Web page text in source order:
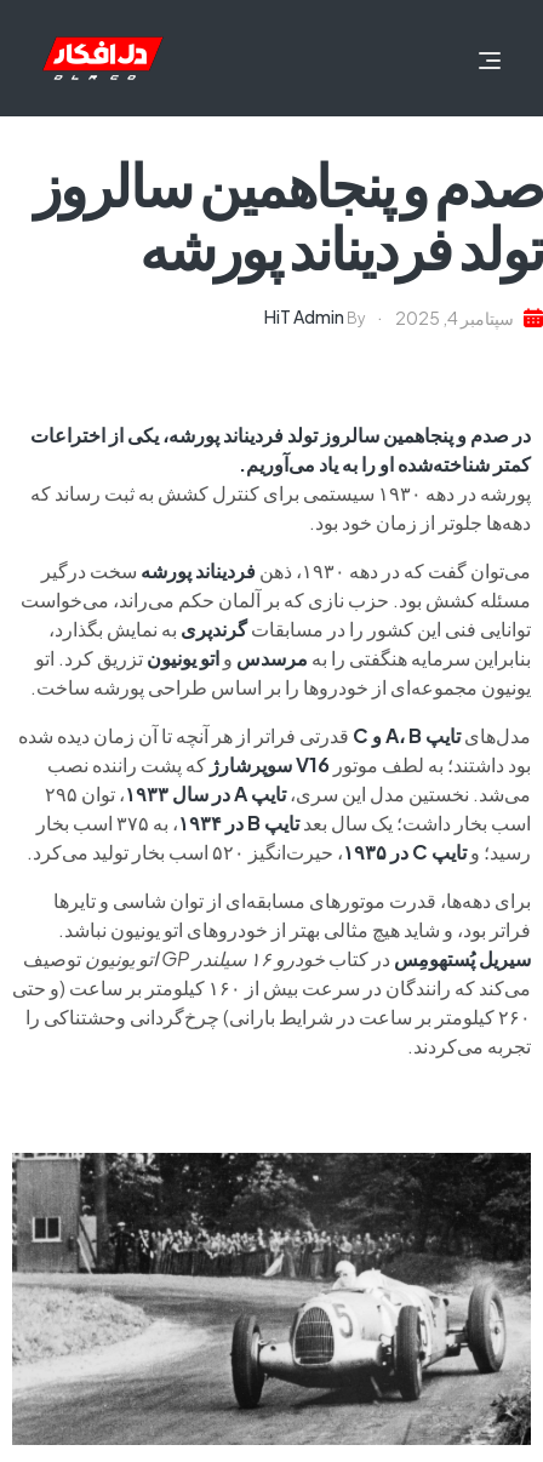
صدم و پنجاهمین سالروز
تولد فردیناند پورشه
سپتامبر 4, 2025 By
HiT Admin
در صدم و پنجاهمین سالروز تولد فردیناند پورشه، یکی از اختراعات
کمتر شناخته‌شده او را به یاد می‌آوریم.
پورشه در دهه‌ ۱۹۳۰ سیستمی برای کنترل کشش به ثبت رساند که
دهه‌ها جلوتر از زمان خود بود.
می‌توان گفت که در دهه‌ ۱۹۳۰، ذهن
فردیناند پورشه سخت درگیر
مسئله‌ کشش بود. حزب نازی که بر آلمان حکم می‌راند، می‌خواست
توانایی فنی این کشور را در مسابقاتگرندپری به نمایش بگذارد،
بنابراین سرمایه هنگفتی را به مرسدس واتو یونیونتزریق کرد. اتو
یونیون مجموعه‌ای از خودروها را بر اساس طراحی پورشه ساخت.
مدل‌هایتایپ A، B و C
قدرتی فراتر از هر آنچه تا آن زمان دیده شده
بود داشتند؛ به لطف موتور V16 سوپرشارژ
که پشت راننده نصب
می‌شد. نخستین مدل این سری،تایپ A در سال ۱۹۳۳
، توان ۲۹۵
اسب بخار داشت؛ یک سال بعدتایپ B در ۱۹۳۴
، به ۳۷۵ اسب بخار
رسید؛ وتایپ C در ۱۹۳۵
، حیرت‌انگیز ۵۲۰ اسب بخار تولید می‌کرد.
برای دهه‌ها، قدرت موتورهای مسابقه‌ای از توان شاسی و تایرها
فراتر بود، و شاید هیچ مثالی بهتر از خودروهای اتو یونیون نباشد.
سیریل پُستهومِس در کتابخودرو ۱۶ سیلندر GP اتو یونیون
توصیف
می‌کند که رانندگان در سرعت بیش از ۱۶۰ کیلومتر بر ساعت (و حتی
۲۶۰ کیلومتر بر ساعت در شرایط بارانی) چرخ‌گردانی وحشتناکی را
تجربه می‌کردند.